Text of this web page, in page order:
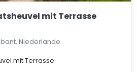
mit Terrasse
Niederlande
mit Terrasse